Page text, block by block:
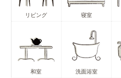
リビング 寝室
和室 洗面浴室